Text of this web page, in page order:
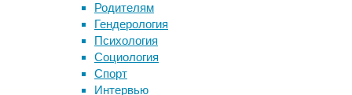
Родителям
Гендерология
Психология
Социология
Спорт
Интервью
больничных
инфекциях
обычно
винят
недостаточную